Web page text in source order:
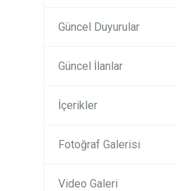
Güncel Duyurular
Güncel İlanlar
İçerikler
Fotoğraf Galerisi
Video Galeri